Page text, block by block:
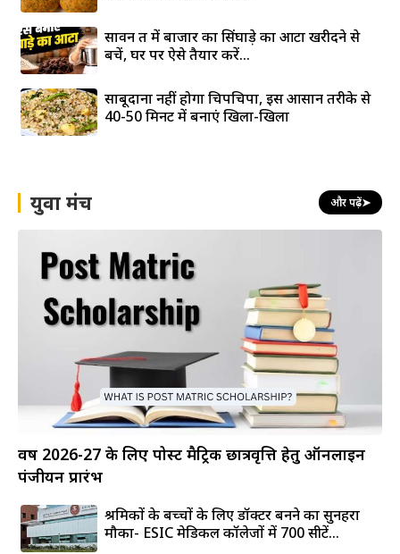
सावन व्रत में बाजार का सिंघाड़े का आटा खरीदने से
बचें, घर पर ऐसे तैयार करें...
साबूदाना नहीं होगा चिपचिपा, इस आसान तरीके से
40-50 मिनट में बनाएं खिला-खिला
युवा मंच और पढ़ें➤
वर्ष 2026-27 के लिए पोस्ट मैट्रिक छात्रवृत्ति हेतु ऑनलाइन
पंजीयन प्रारंभ
श्रमिकों के बच्चों के लिए डॉक्टर बनने का सुनहरा
मौका- ESIC मेडिकल कॉलेजों में 700 सीटें...